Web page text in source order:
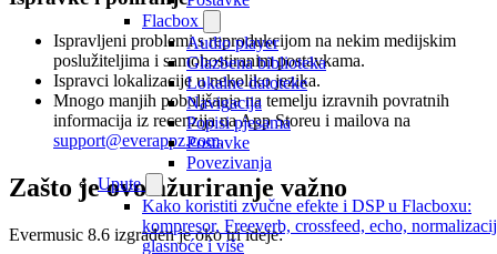
Flacbox
Audio player
Glazbena biblioteka
Lokalne datoteke
Navigacija
Popisi pjesama
Postavke
Povezivanja
Upute
Kako koristiti zvučne efekte i DSP u Flacboxu:
kompresor, Freeverb, crossfeed, echo,
glasnoće i više
Ispravljeni problemi s reprodukcijom na nekim medijskim
poslužiteljima i samohostiranim postavkama.
Ispravci lokalizacije u nekoliko jezika.
Mnogo manjih poboljšanja na temelju izravnih povratnih
informacija iz recenzija na App Storeu i mailova na
support@everappz.com.
Zašto je ovo ažuriranje važno
Evermusic 8.6 izgrađen je oko tri ideje: